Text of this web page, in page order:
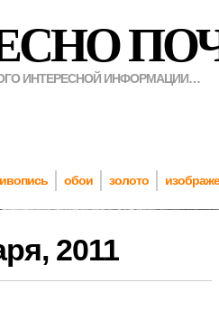
ИНТЕРЕСНОЙ ИНФОРМАЦИИ…
обои золото
2011